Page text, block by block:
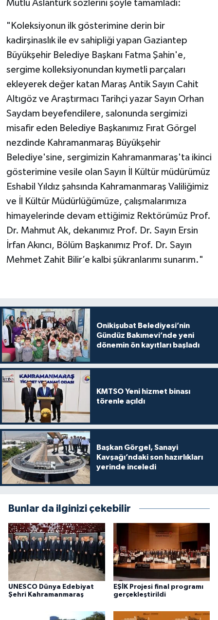
Mutlu Aslantürk sözlerini şöyle tamamladı:
"Koleksiyonun ilk gösterimine derin bir
kadirşinaslık ile ev sahipliği yapan Gaziantep
Büyükşehir Belediye Başkanı Fatma Şahin'e,
sergime kolleksiyonundan kıymetli parçaları
ekleyerek değer katan Maraş Antik Sayın Cahit
Altıgöz ve Araştırmacı Tarihçi yazar Sayın Orhan
Saydam beyefendilere, salonunda sergimizi
misafir eden Belediye Başkanımız Fırat Görgel
nezdinde Kahramanmaraş Büyükşehir
Belediye'sine, sergimizin Kahramanmaraş'ta ikinci
gösterimine vesile olan Sayın İl Kültür müdürümüz
Eshabil Yıldız şahsında Kahramanmaraş Valiliğimiz
ve İl Kültür Müdürlüğümüze, çalışmalarımıza
himayelerinde devam ettiğimiz Rektörümüz Prof.
Dr. Mahmut Ak, dekanımız Prof. Dr. Sayın Ersin
İrfan Akıncı, Bölüm Başkanımız Prof. Dr. Sayın
Mehmet Zahit Bilir’e kalbi şükranlarımı sunarım."
Onikişubat Belediyesi’nin
Gündüz Bakımevi’nde yeni
dönemin ön kayıtları başladı
KMTSO Yeni hizmet binası
törenle açıldı
Başkan Görgel, Sanayi
Kavşağı’ndaki son hazırlıkları
yerinde inceledi
Bunlar da ilginizi çekebilir
UNESCO Dünya Edebiyat
Şehri Kahramanmaraş
EŞİK Projesi final programı
gerçekleştirildi